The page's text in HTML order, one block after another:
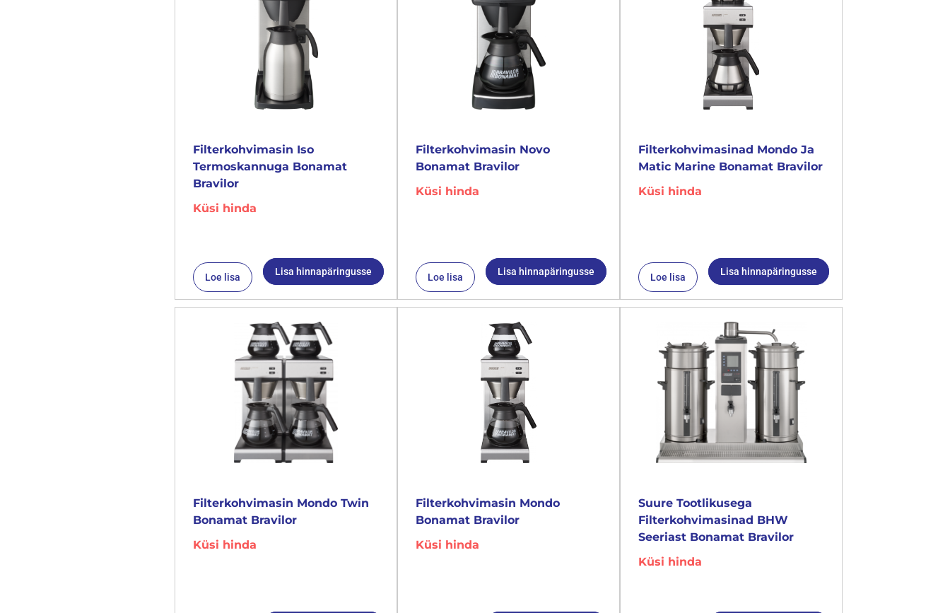
Filterkohvimasin Iso
Termoskannuga Bonamat
Bravilor
Küsi hinda
Loe lisa Lisa hinnapäringusse
Filterkohvimasin Novo
Bonamat Bravilor
Küsi hinda
Loe lisa Lisa hinnapäringusse
Filterkohvimasinad Mondo Ja
Matic Marine Bonamat Bravilor
Küsi hinda
Loe lisa Lisa hinnapäringusse
Filterkohvimasin Mondo Twin
Bonamat Bravilor
Küsi hinda
Filterkohvimasin Mondo
Bonamat Bravilor
Küsi hinda
Suure Tootlikusega
Filterkohvimasinad BHW
Seeriast Bonamat Bravilor
Küsi hinda